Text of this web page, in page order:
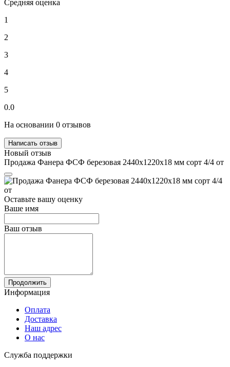
Средняя оценка
1
2
3
4
5
0.0
На основании 0 отзывов
Написать отзыв
Новый отзыв
Продажа Фанера ФСФ березовая 2440х1220х18 мм сорт 4/4 от
Оставьте вашу оценку
Ваше имя
Ваш отзыв
Продолжить
Информация
Оплата
Доставка
Наш адрес
О нас
Служба поддержки